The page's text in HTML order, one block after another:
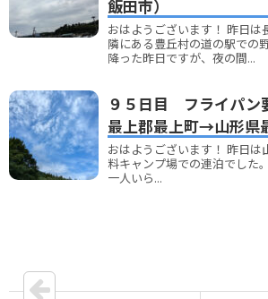
飯田市）
おはようございます！ 昨日は
隣にある豊丘村の道の駅での
降った昨日ですが、夜の間...
９５日目 フライパン
最上郡最上町→山形県
おはようございます！ 昨日は
料キャンプ場での連泊でした
一人いら...